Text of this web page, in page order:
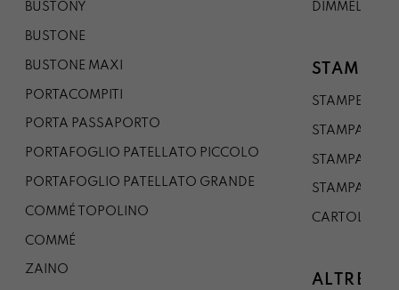
BUSTONY
BUSTONE
BUSTONE MAXI
PORTACOMPITI
PORTA PASSAPORTO
PORTAFOGLIO PATELLATO PICCOLO
PORTAFOGLIO PATELLATO GRANDE
COMMÉ TOPOLINO
COMMÉ
ZAINO
DIMMELO
STAMPE
STAMPE A5
STAMPA A3
STAMPA A1
STAMPA A0
CARTOLINA
ALTRE